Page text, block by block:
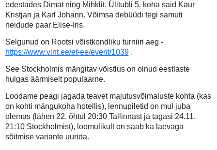
edestades Dimat ning Mihklit. Ülitubli 5. koha said Kaur
Kristjan ja Karl Johann. Võimsa debüüdi tegi samuti
neidude paar Elise-Iris.
Selgunud on Rootsi võistkondliku turniiri aeg -
https://www.vint.ee/et-ee/event/1039.
See Stockholmis mängitav võistlus on olnud eestlaste
hulgas äärmiselt populaarne.
Loodame peagi jagada teavet majutusvõimaluste kohta (kas
on kohti mängukoha hotellis), lennupiletid on mul juba
olemas (lähen 22. õhtul 20:30 Tallinnast ja tagasi 24.11.
21:10 Stockholmist), loomulikult on saab ka laevaga
sõitmise variante uurida.